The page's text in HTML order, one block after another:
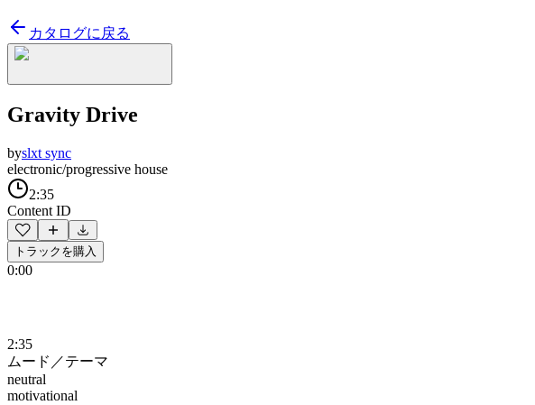
カタログに戻る
Gravity Drive
byslxt sync
electronic/progressive house
2:35
Content ID
トラックを購入
0:00
2:35
ムード／テーマ
neutral
motivational